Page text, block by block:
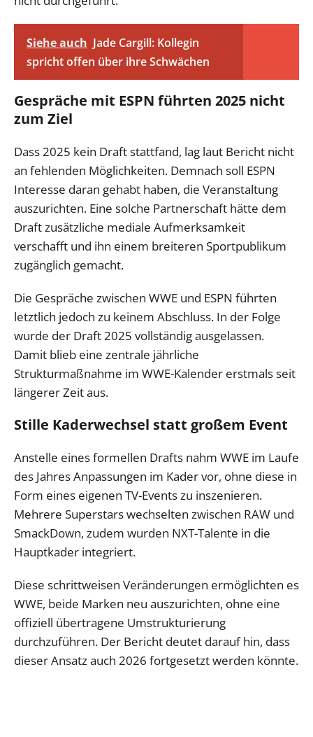
Siehe auch Jade Cargill: Kollegin
spricht offen über ihre Schwächen
Gespräche mit ESPN führten 2025 nicht
zum Ziel
Dass 2025 kein Draft stattfand, lag laut Bericht nicht
an fehlenden Möglichkeiten. Demnach soll ESPN
Interesse daran gehabt haben, die Veranstaltung
auszurichten. Eine solche Partnerschaft hätte dem
Draft zusätzliche mediale Aufmerksamkeit
verschafft und ihn einem breiteren Sportpublikum
zugänglich gemacht.
Die Gespräche zwischen WWE und ESPN führten
letztlich jedoch zu keinem Abschluss. In der Folge
wurde der Draft 2025 vollständig ausgelassen.
Damit blieb eine zentrale jährliche
Strukturmaßnahme im WWE-Kalender erstmals seit
längerer Zeit aus.
Stille Kaderwechsel statt großem Event
Anstelle eines formellen Drafts nahm WWE im Laufe
des Jahres Anpassungen im Kader vor, ohne diese in
Form eines eigenen TV-Events zu inszenieren.
Mehrere Superstars wechselten zwischen RAW und
SmackDown, zudem wurden NXT-Talente in die
Hauptkader integriert.
Diese schrittweisen Veränderungen ermöglichten es
WWE, beide Marken neu auszurichten, ohne eine
offiziell übertragene Umstrukturierung
durchzuführen. Der Bericht deutet darauf hin, dass
dieser Ansatz auch 2026 fortgesetzt werden könnte.